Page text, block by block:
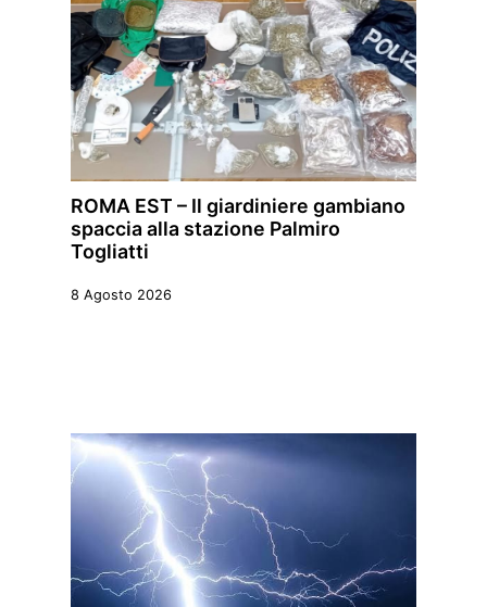
ROMA EST – Il giardiniere gambiano
spaccia alla stazione Palmiro
Togliatti
8 Agosto 2026